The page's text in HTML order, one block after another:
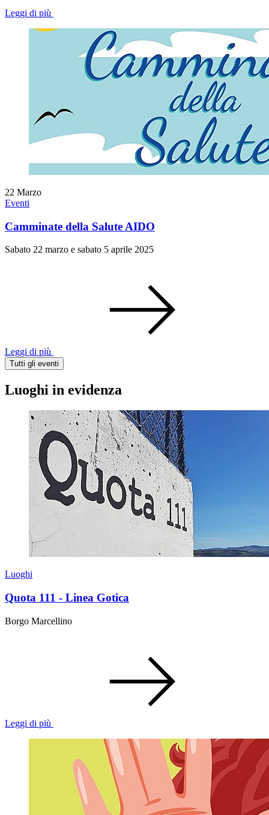
Leggi di più
22 Marzo
Eventi
Camminate della Salute AIDO
Sabato 22 marzo e sabato 5 aprile 2025
Leggi di più
Tutti gli eventi
Luoghi in evidenza
Luoghi
Quota 111 - Linea Gotica
Borgo Marcellino
Leggi di più